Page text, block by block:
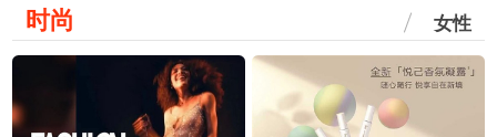
时尚 女性